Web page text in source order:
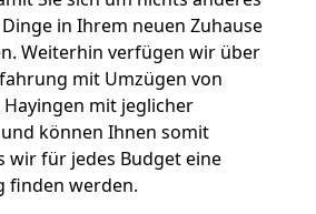
in Ihrem neuen Zuhause
Weiterhin verfügen wir über
mit Umzügen von
Hayingen mit jeglicher
können Ihnen somit
wir für jedes Budget eine
finden werden.